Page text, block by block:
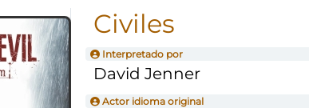
Civiles
Interpretado por
David Jenner
Actor idioma original